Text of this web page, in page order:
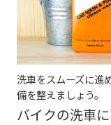
洗車をスムーズに進
備を整えましょう。
バイクの洗車